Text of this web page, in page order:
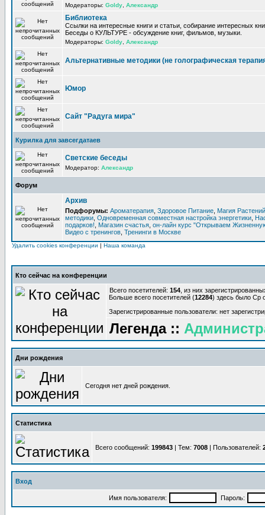
Модераторы: Goldy Александр
Библиотека
Ссылки на интересные книги и статьи, собирание интересных
Беседы о КУЛЬТУРЕ - обсуждение книг, фильмов, музыки.
Модераторы: Goldy Александр
Альтернативные методики (не голографическая
Юмор
Сайт "Радуга мира"
Курилка для завсегдатаев
Светские беседы
Модератор: Александр
Форум
Архив
Подфорумы: Ароматерапия Здоровое Питание Магия Растений
методики Одновременная совместная настройка энергетики
подарков!
Магазин счастья он-лайн курс "Открываем
Видео с тренингов Тренинги в Москве
Удалить cookies конференции | Наша команда
Кто сейчас на конференции
Всего посетителей: 154 , из них
Больше всего посетителей (12284) здесь было Ср
Зарегистрированные пользователи: нет
Легенда ::
Дни рождения
Сегодня нет дней рождения.
Статистика
Всего сообщений: 199843 | Тем: 7008 | Пользователей:
Вход
Имя пользователя: Пароль: